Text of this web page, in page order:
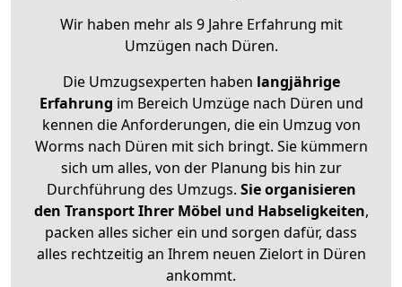
Wir haben mehr als 9 Jahre Erfahrung mit
Umzügen nach Düren.
Die Umzugsexperten haben langjährige
Erfahrung im Bereich Umzüge nach Düren und
kennen die Anforderungen, die ein Umzug von
Worms nach Düren mit sich bringt. Sie kümmern
sich um alles, von der Planung bis hin zur
Durchführung des Umzugs. Sie organisieren
den Transport Ihrer Möbel und Habseligkeiten,
packen alles sicher ein und sorgen dafür, dass
alles rechtzeitig an Ihrem neuen Zielort in Düren
ankommt.